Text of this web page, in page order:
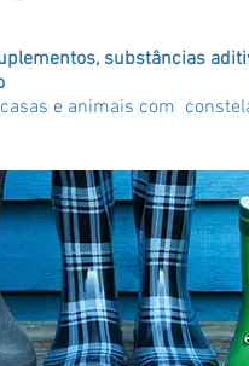
substâncias
e animais com